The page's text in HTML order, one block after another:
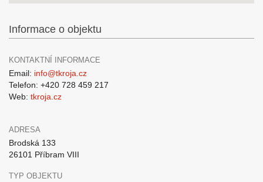
Informace o objektu
KONTAKTNÍ INFORMACE
Email: info@tkroja.cz
Telefon: +420 728 459 217
Web: tkroja.cz
ADRESA
Brodská 133
26101 Příbram VIII
TYP OBJEKTU